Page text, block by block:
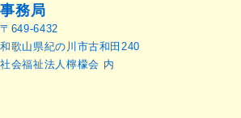
せ
事務局
〒649-6432
和歌山県紀の川市古和田240
社会福祉法人檸檬会 内